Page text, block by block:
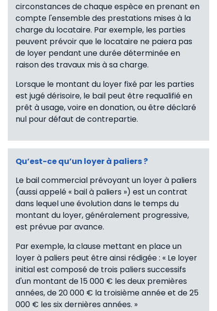
circonstances de chaque espèce en prenant en
compte l'ensemble des prestations mises à la
charge du locataire. Par exemple, les parties
peuvent prévoir que le locataire ne paiera pas
de loyer pendant une durée déterminée en
raison des travaux mis à sa charge.
Lorsque le montant du loyer fixé par les parties
est jugé dérisoire, le bail peut être requalifié en
prêt à usage, voire en donation, ou être déclaré
nul pour défaut de contrepartie.
Qu’est-ce qu’un loyer à paliers ?
Le bail commercial prévoyant un loyer à paliers
(aussi appelé « bail à paliers ») est un contrat
dans lequel une évolution dans le temps du
montant du loyer, généralement progressive,
est prévue par avance.
Par exemple, la clause mettant en place un
loyer à paliers peut être ainsi rédigée : « Le loyer
initial est composé de trois paliers successifs
d'un montant de 15 000 € les deux premières
années, de 20 000 € la troisième année et de 25
000 € les six dernières années. »